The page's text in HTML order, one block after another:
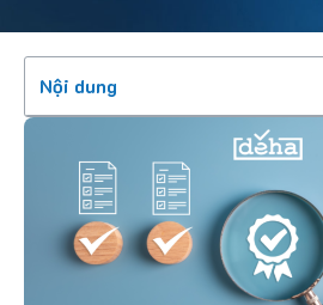
Nội dung